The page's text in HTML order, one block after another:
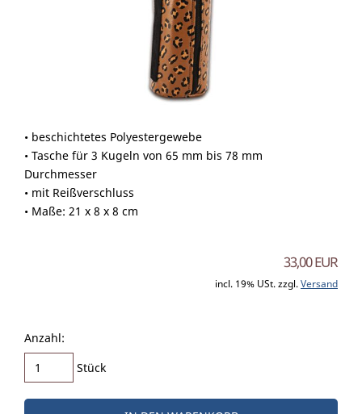
• beschichtetes Polyestergewebe
• Tasche für 3 Kugeln von 65 mm bis 78 mm
Durchmesser
• mit Reißverschluss
• Maße: 21 x 8 x 8 cm
33,00 EUR
incl. 19% USt. zzgl. Versand
Anzahl:
Stück